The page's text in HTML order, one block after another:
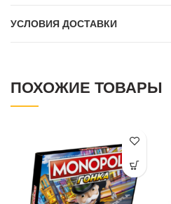
УСЛОВИЯ ДОСТАВКИ
ПОХОЖИЕ ТОВАРЫ